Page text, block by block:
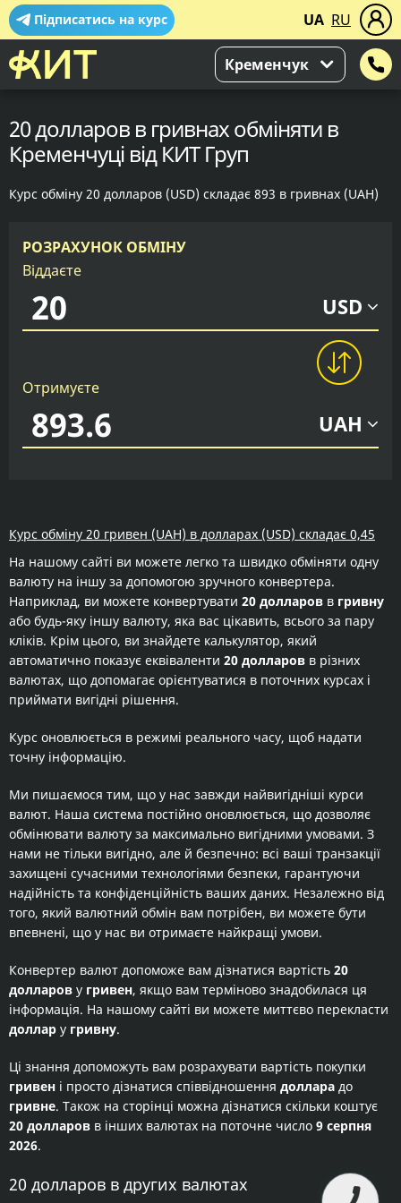
Підписатись на курс UA RU
Кременчук
20 долларов в гривнах обміняти в
Кременчуці від КИТ Груп
Курс обміну 20 долларов (USD) складає 893 в гривнах (UAH)
РОЗРАХУНОК ОБМІНУ
Віддаєте
USD
Отримуєте
UAH
Курс обміну 20 гривен (UAH) в долларах (USD) складає 0,45
На нашому сайті ви можете легко та швидко обміняти одну
валюту на іншу за допомогою зручного конвертера.
Наприклад, ви можете конвертувати 20 долларов в гривну
або будь-яку іншу валюту, яка вас цікавить, всього за пару
кліків. Крім цього, ви знайдете калькулятор, який
автоматично показує еквіваленти 20 долларов в різних
валютах, що допомагає орієнтуватися в поточних курсах і
приймати вигідні рішення.
Курс оновлюється в режимі реального часу, щоб надати
точну інформацію.
Ми пишаємося тим, що у нас завжди найвигідніші курси
валют. Наша система постійно оновлюється, що дозволяє
обмінювати валюту за максимально вигідними умовами. З
нами не тільки вигідно, але й безпечно: всі ваші транзакції
захищені сучасними технологіями безпеки, гарантуючи
надійність та конфіденційність ваших даних. Незалежно від
того, який валютний обмін вам потрібен, ви можете бути
впевнені, що у нас ви отримаєте найкращі умови.
Конвертер валют допоможе вам дізнатися вартість 20
долларов у гривен, якщо вам терміново знадобилася ця
інформація. На нашому сайті ви можете миттєво перекласти
доллар у гривну.
Ці знання допоможуть вам розрахувати вартість покупки
гривен і просто дізнатися співвідношення доллара до
гривне. Також на сторінці можна дізнатися скільки коштує
20 долларов в інших валютах на поточне число 9 серпня
2026.
20 долларов в других валютах